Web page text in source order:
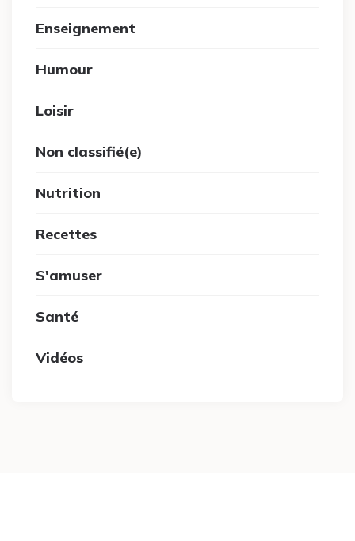
Enseignement
Humour
Loisir
Non classifié(e)
Nutrition
Recettes
S'amuser
Santé
Vidéos